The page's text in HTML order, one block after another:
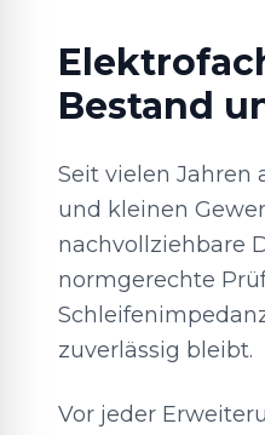
Bestand
Seit vielen Jahren
und kleinen
nachvollziehbare
normgerechte
zuverlässig bleibt.
Vor jeder